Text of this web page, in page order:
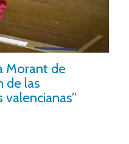
Morant de
de las
valencianas”